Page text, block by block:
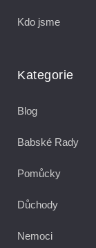
Kdo jsme
Kategorie
Blog
Babské Rady
Pomůcky
Důchody
Nemoci